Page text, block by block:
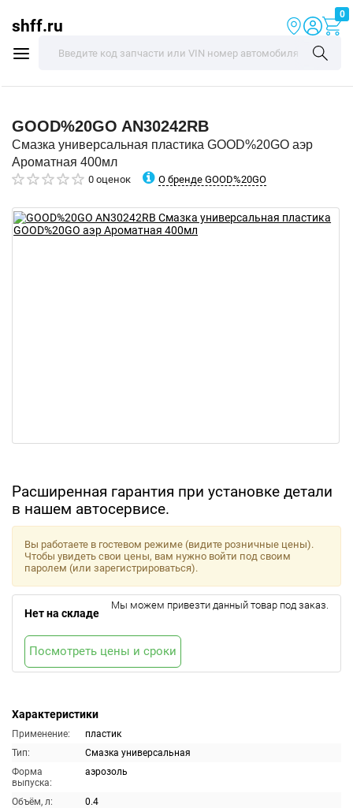
shff.ru
0
GOOD%20GO AN30242RB
Смазка универсальная пластика GOOD%20GO аэр
Ароматная 400мл
0 оценок О бренде GOOD%20GO
Расширенная гарантия при установке детали
в нашем автосервисе.
Характеристики
Применение:
пластик
Тип:
Смазка универсальная
Форма
выпуска:
аэрозоль
Объём, л:
0.4
Вы работаете в гостевом режиме (видите розничные цены).
Чтобы увидеть свои цены, вам нужно войти под своим
паролем (или зарегистрироваться).
Нет на складе
Мы можем привезти данный товар под заказ.
Посмотреть цены и сроки